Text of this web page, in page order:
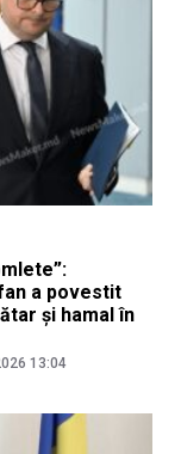
a povestit
și hamal în
13:04